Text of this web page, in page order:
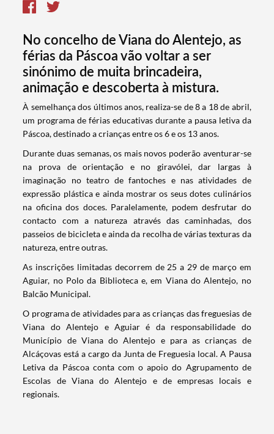
Termo de Pesquisa
No concelho de Viana do Alentejo, as
férias da Páscoa vão voltar a ser
sinónimo de muita brincadeira,
animação e descoberta à mistura.
​À semelhança dos últimos anos, realiza-se de 8 a 18 de abril,
um programa de férias educativas durante a pausa letiva da
Páscoa, destinado a crianças entre os 6 e os 13 anos.
Durante duas semanas, os mais novos poderão aventurar-se
na prova de orientação e no giravólei, dar largas à
imaginação no teatro de fantoches e nas atividades de
expressão plástica e ainda mostrar os seus dotes culinários
na oficina dos doces. Paralelamente, podem desfrutar do
contacto com a natureza através das caminhadas, dos
passeios de bicicleta e ainda da recolha de várias texturas da
natureza, entre outras.
As inscrições limitadas decorrem de 25 a 29 de março em
Aguiar, no Polo da Biblioteca e, em Viana do Alentejo, no
Balcão Municipal.
O programa de atividades para as crianças das freguesias de
Viana do Alentejo e Aguiar é da responsabilidade do
Município de Viana do Alentejo e para as crianças de
Alcáçovas está a cargo da Junta de Freguesia local. A Pausa
Letiva da Páscoa conta com o apoio do Agrupamento de
Escolas de Viana do Alentejo e de empresas locais e
regionais.